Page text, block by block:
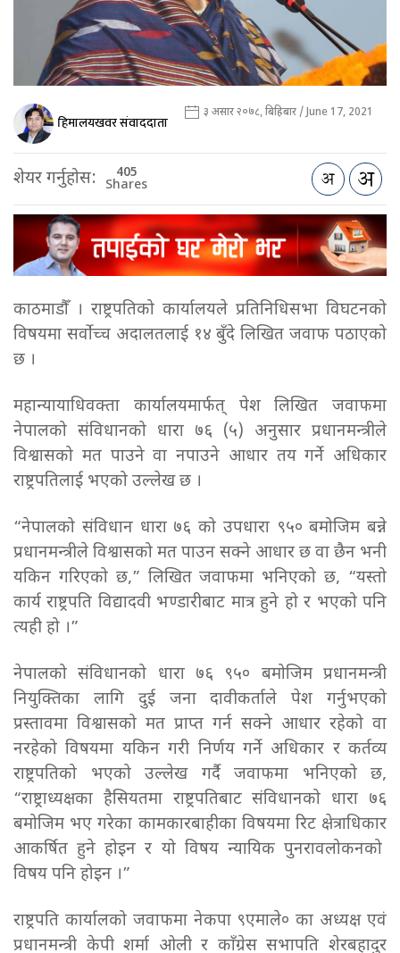
हिमालयखवर संवाददाता ३ असार २०७८, बिहिबार / June 17, 2021
शेयर गर्नुहोस: 405
Shares
काठमाडौँ । राष्ट्रपतिको कार्यालयले प्रतिनिधिसभा विघटनको
विषयमा सर्वोच्च अदालतलाई १४ बुँदे लिखित जवाफ पठाएको
छ ।
महान्यायाधिवक्ता कार्यालयमार्फत् पेश लिखित जवाफमा
नेपालको संविधानको धारा ७६ (५) अनुसार प्रधानमन्त्रीले
विश्वासको मत पाउने वा नपाउने आधार तय गर्ने अधिकार
राष्ट्रपतिलाई भएको उल्लेख छ ।
“नेपालको संविधान धारा ७६ को उपधारा ९५० बमोजिम बन्ने
प्रधानमन्त्रीले विश्वासको मत पाउन सक्ने आधार छ वा छैन भनी
यकिन गरिएको छ,” लिखित जवाफमा भनिएको छ, “यस्तो
कार्य राष्ट्रपति विद्यादवी भण्डारीबाट मात्र हुने हो र भएको पनि
त्यही हो ।”
नेपालको संविधानको धारा ७६ ९५० बमोजिम प्रधानमन्त्री
नियुक्तिका लागि दुई जना दावीकर्ताले पेश गर्नुभएको
प्रस्तावमा विश्वासको मत प्राप्त गर्न सक्ने आधार रहेको वा
नरहेको विषयमा यकिन गरी निर्णय गर्ने अधिकार र कर्तव्य
राष्ट्रपतिको भएको उल्लेख गर्दै जवाफमा भनिएको छ,
“राष्ट्राध्यक्षका हैसियतमा राष्ट्रपतिबाट संविधानको धारा ७६
बमोजिम भए गरेका कामकारबाहीका विषयमा रिट क्षेत्राधिकार
आकर्षित हुने होइन र यो विषय न्यायिक पुनरावलोकनको
विषय पनि होइन ।”
राष्ट्रपति कार्यालको जवाफमा नेकपा ९एमाले० का अध्यक्ष एवं
प्रधानमन्त्री केपी शर्मा ओली र काँग्रेस सभापति शेरबहादुर